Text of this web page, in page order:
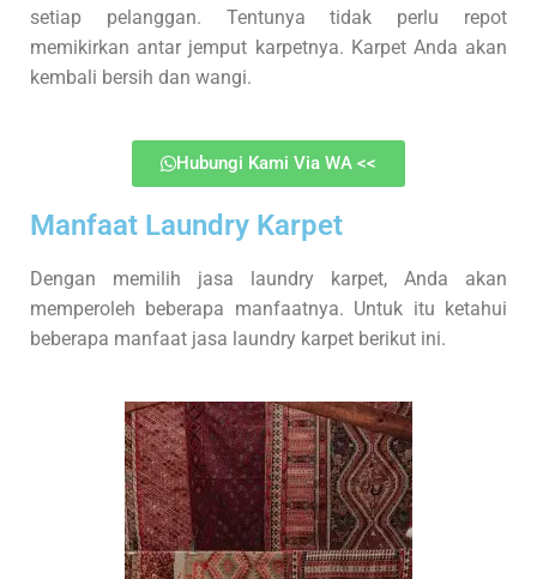
setiap pelanggan. Tentunya tidak perlu repot
memikirkan antar jemput karpetnya. Karpet Anda akan
kembali bersih dan wangi.
Hubungi Kami Via WA <<
Manfaat Laundry Karpet
Dengan memilih jasa laundry karpet, Anda akan
memperoleh beberapa manfaatnya. Untuk itu ketahui
beberapa manfaat jasa laundry karpet berikut ini.